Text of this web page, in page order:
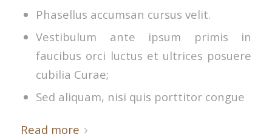
Phasellus accumsan cursus velit.
Vestibulum ante ipsum primis in
faucibus orci luctus et ultrices posuere
cubilia Curae;
Sed aliquam, nisi quis porttitor congue
Read more